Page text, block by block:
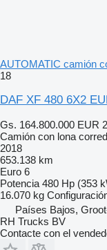
AUTOMATIC camión
18
DAF XF 480 6X2
Gs. 164.800.000 EUR
Camión con lona
2018
653.138 km
Euro 6
Potencia 480 Hp (353
16.070 kg
Países Bajos,
RH Trucks BV
Contacte con el